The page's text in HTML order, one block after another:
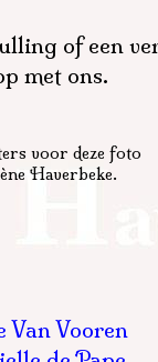
of een
met ons.
voor deze foto
Haverbeke.
Vooren